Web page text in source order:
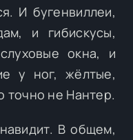
И бугенвиллеи,
и гибискусы,
окна, и
у ног, жёлтые,
точно не Нантер.
В общем,